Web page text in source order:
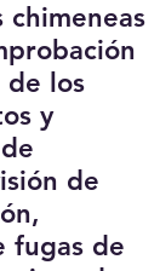
chimeneas
de los
y
de
fugas de